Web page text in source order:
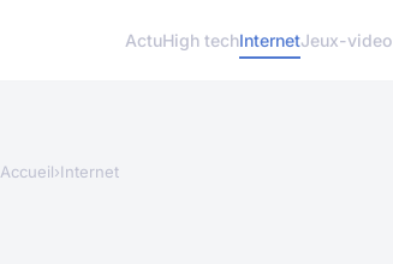
ActuHigh techInternetJeux-video
Accueil›Internet